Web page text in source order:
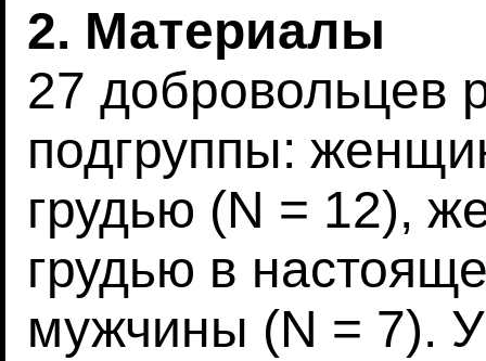
2. Материалы
27 добровольцев
подгруппы:
грудью (N = 12),
грудью в
мужчины (N = 7).